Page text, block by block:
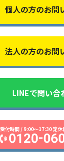
個人の方のお問
法人の方のお問
LINEで問い合
受付時間 / 9:00〜17:30 定休